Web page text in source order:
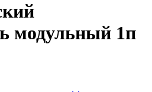
модульный 1п